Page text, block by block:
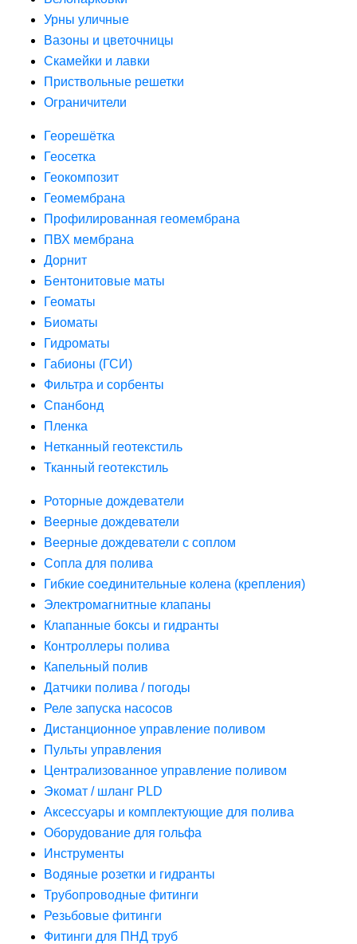
Урны уличные
Вазоны и цветочницы
Скамейки и лавки
Приствольные решетки
Ограничители
Георешётка
Геосетка
Геокомпозит
Геомембрана
Профилированная геомембрана
ПВХ мембрана
Дорнит
Бентонитовые маты
Геоматы
Биоматы
Гидроматы
Габионы (ГСИ)
Фильтра и сорбенты
Спанбонд
Пленка
Нетканный геотекстиль
Тканный геотекстиль
Роторные дождеватели
Веерные дождеватели
Веерные дождеватели с соплом
Сопла для полива
Гибкие соединительные колена (крепления)
Электромагнитные клапаны
Клапанные боксы и гидранты
Контроллеры полива
Капельный полив
Датчики полива / погоды
Реле запуска насосов
Дистанционное управление поливом
Пульты управления
Централизованное управление поливом
Экомат / шланг PLD
Аксессуары и комплектующие для полива
Оборудование для гольфа
Инструменты
Водяные розетки и гидранты
Трубопроводные фитинги
Резьбовые фитинги
Фитинги для ПНД труб